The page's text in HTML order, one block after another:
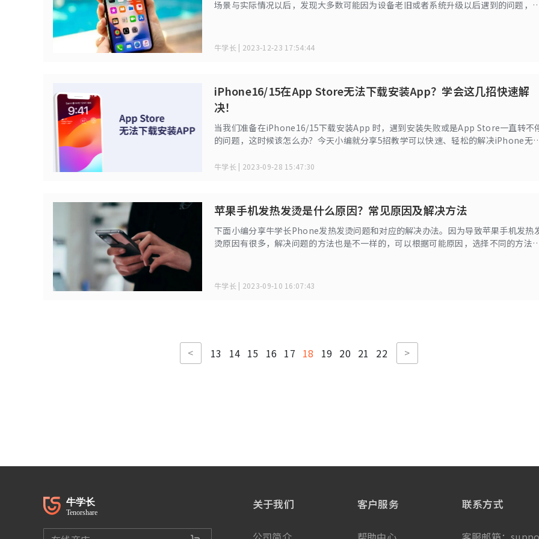
场景与实际情况以后，发现大多数可能因为设备老旧或者系统升级以后遇到的问题，
牛学长 | 2023-12-23 17:54:44
iPhone16/15在App Store无法下载安装App？学会这几招快速解
决！
当我们准备在iPhone16/15下载安装App 时，遇到安装失败或是App Store一直转不
的问题，这时候该怎么办？今天小编就分享5招教学可以快速、轻松的解决iPhone无
牛学长 | 2023-09-28 15:47:30
苹果手机发热发烫是什么原因？常见原因及解决方法
下面小编分享牛学长Phone发热发烫问题和对应的解决办法。因为导致苹果手机发热
烫原因有很多，解决问题的方法也是不一样的，可以根据可能原因，选择不同的方法
牛学长 | 2023-09-10 16:07:43
< 13 14 15 16 17 18 19 20 21 22 >
关于我们 客户服务 联系方式